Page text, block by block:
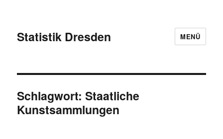
Statistik Dresden MENÜ
Schlagwort:Staatliche
Kunstsammlungen